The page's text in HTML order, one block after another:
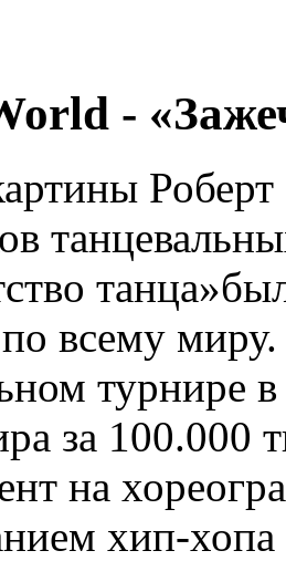
-
всему
турнире
за 100.000
на
хип-